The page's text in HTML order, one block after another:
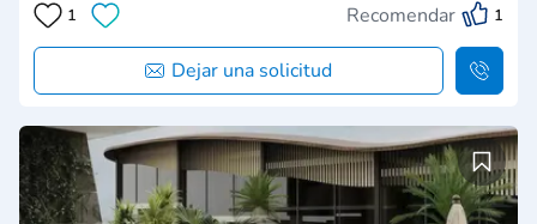
1 Recomendar 1
Dejar una solicitud